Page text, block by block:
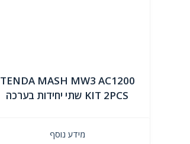
TENDA MASH MW3 AC1200
KIT 2PCS שתי יחידות בערכה
מידע נוסף